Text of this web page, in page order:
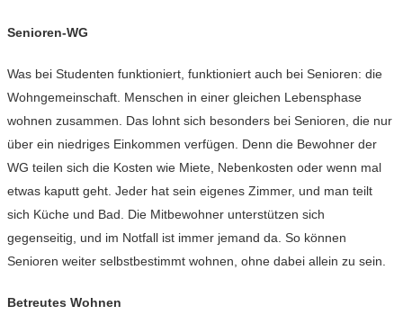
Senioren-WG
Was bei Studenten funktioniert, funktioniert auch bei Senioren: die
Wohngemeinschaft. Menschen in einer gleichen Lebensphase
wohnen zusammen. Das lohnt sich besonders bei Senioren, die nur
über ein niedriges Einkommen verfügen. Denn die Bewohner der
WG teilen sich die Kosten wie Miete, Nebenkosten oder wenn mal
etwas kaputt geht. Jeder hat sein eigenes Zimmer, und man teilt
sich Küche und Bad. Die Mitbewohner unterstützen sich
gegenseitig, und im Notfall ist immer jemand da. So können
Senioren weiter selbstbestimmt wohnen, ohne dabei allein zu sein.
Betreutes Wohnen